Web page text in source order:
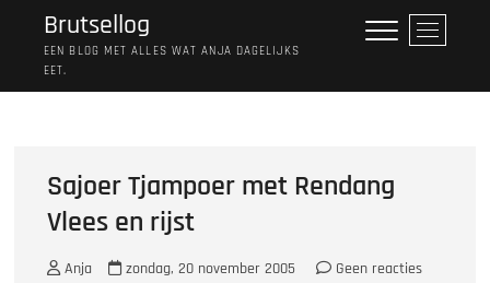
Brutsellog
EEN BLOG MET ALLES WAT ANJA DAGELIJKS
EET.
M
e
Sajoer Tjampoer met Rendang
Vlees en rijst
Anja zondag, 20 november 2005
Geen reacties